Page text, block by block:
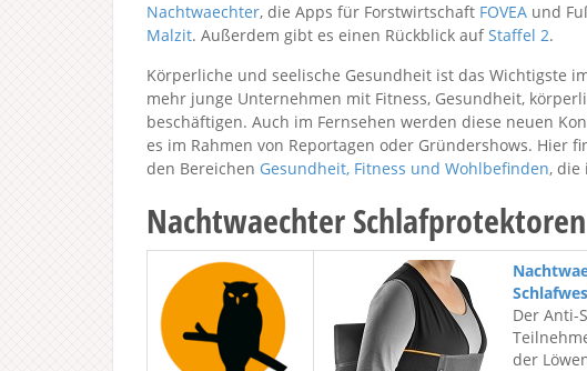
Nachtwaechter, die Apps für Forstwirtschaft FOVEA und
Malzit. Außerdem gibt es einen Rückblick aufStaffel 2.
Körperliche und seelische Gesundheit ist das Wichtigste
mehr junge Unternehmen mit Fitness, Gesundheit,
beschäftigen. Auch im Fernsehen werden diese neuen
es im Rahmen von Reportagen oder Gründershows. Hier
den Bereichen Gesundheit, Fitness und Wohlbefinden, die
Nachtwaechter
Der Anti-
der